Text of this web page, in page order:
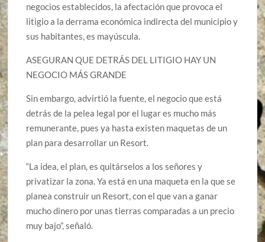
negocios establecidos, la afectación que provoca el
litigio a la derrama económica indirecta del municipio y
sus habitantes, es mayúscula.
ASEGURAN QUE DETRÁS DEL LITIGIO HAY UN
NEGOCIO MÁS GRANDE
Sin embargo, advirtió la fuente, el negocio que está
detrás de la pelea legal por el lugar es mucho más
remunerante, pues ya hasta existen maquetas de un
plan para desarrollar un Resort.
“La idea, el plan, es quitárselos a los señores y
privatizar la zona. Ya está en una maqueta en la que se
planea construir un Resort, con el que van a ganar
mucho dinero por unas tierras comparadas a un precio
muy bajo”, señaló.